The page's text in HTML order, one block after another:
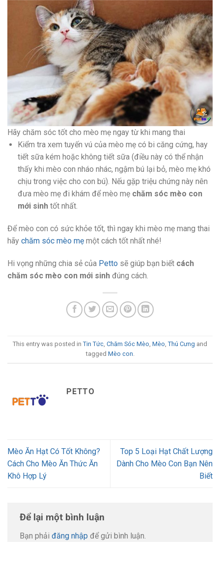
Hãy chăm sóc tốt cho mèo mẹ ngay từ khi mang thai
Kiểm tra xem tuyến vú của mèo mẹ có bi căng cứng, hay
tiết sữa kém hoặc không tiết sữa (điều này có thể nhận
thấy khi mèo con nháo nhác, ngậm bú lại bỏ, mèo mẹ khó
chịu trong việc cho con bú). Nếu gặp triệu chứng này nên
đưa mèo mẹ đi khám để mèo mẹ chăm sóc mèo con
mới sinhtốt nhất.
Để mèo con có sức khỏe tốt, thì ngay khi mèo mẹ mang thai
hãy chăm sóc mèo mẹ một cách tốt nhất nhé!
Hi vọng những chia sẻ của Petto sẽ giúp bạn biết cách
chăm sóc mèo con mới sinh đúng cách.
This entry was posted in Tin Tức, Chăm Sóc Mèo, Mèo, Thú Cưng and
tagged Mèo con.
PETTO
Mèo Ăn Hạt Có Tốt Không?
Cách Cho Mèo Ăn Thức Ăn
Khô Hợp Lý
Top 5 Loại Hạt Chất Lượng
Dành Cho Mèo Con Bạn Nên
Biết
Để lại một bình luận
Bạn phải đăng nhập để gửi bình luận.